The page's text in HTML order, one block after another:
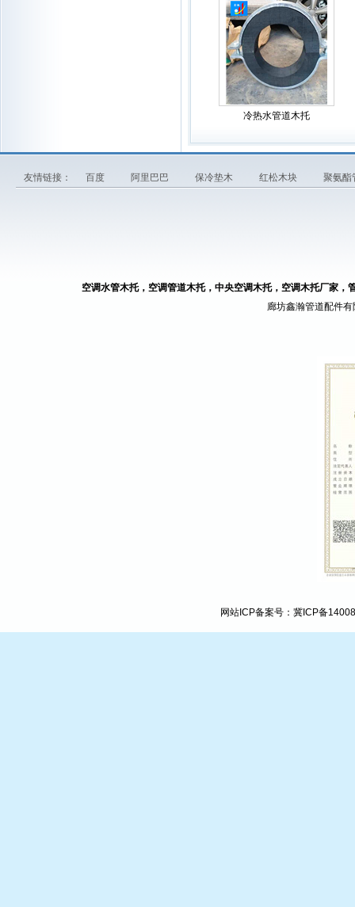
冷热水管道木托
友情链接： 百度 阿里巴巴 保冷垫木 红松木块 聚氨
空调水管木托，空调管道木托，中央空调木托，空调木托厂家，
廊坊鑫瀚管道配件有限
网站ICP备案号： 冀ICP备